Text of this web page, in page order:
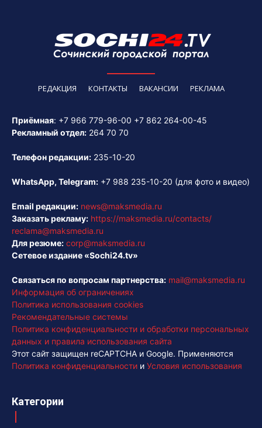
РЕДАКЦИЯ КОНТАКТЫ ВАКАНСИИ РЕКЛАМА
Приёмная: +7 966 779-96-00 +7 862 264-00-45
Рекламный отдел: 264 70 70
Телефон редакции: 235-10-20
WhatsApp, Telegram: +7 988 235-10-20 (для фото и видео)
Email редакции: news@maksmedia.ru
Заказать рекламу: https://maksmedia.ru/contacts/
reclama@maksmedia.ru
Для резюме: corp@maksmedia.ru
Сетевое издание «Sochi24.tv»
Связаться по вопросам партнерства: mail@maksmedia.ru
Информация об ограничениях
Политика использования cookies
Рекомендательные системы
Политика конфиденциальности и обработки персональных
данных и правила использования сайта
Этот сайт защищен reCAPTCHA и Google. Применяются
Политика конфиденциальности и Условия использования
Категории